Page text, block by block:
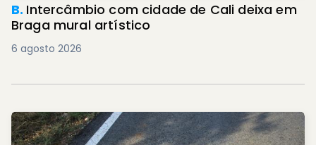
B. Intercâmbio com cidade de Cali deixa em
Braga mural artístico
6 agosto 2026